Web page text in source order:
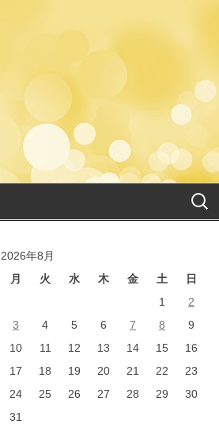
検
2026年8月
月
火 水 木 金 土 日
1
2
3
4 5 6 7 8
9
10
11 12 13 14 15
16
17
18 19 20 21 22
23
24
25 26 27 28 29
30
31